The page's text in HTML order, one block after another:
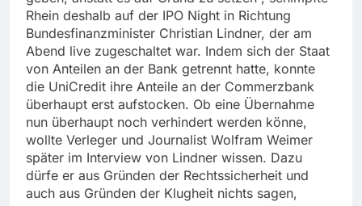
Rhein deshalb auf der IPO Night in Richtung
Bundesfinanzminister Christian Lindner, der am
Abend live zugeschaltet war. Indem sich der Staat
von Anteilen an der Bank getrennt hatte, konnte
die UniCredit ihre Anteile an der Commerzbank
überhaupt erst aufstocken. Ob eine Übernahme
nun überhaupt noch verhindert werden könne,
wollte Verleger und Journalist Wolfram Weimer
später im Interview von Lindner wissen. Dazu
dürfe er aus Gründen der Rechtssicherheit und
auch aus Gründen der Klugheit nichts sagen,